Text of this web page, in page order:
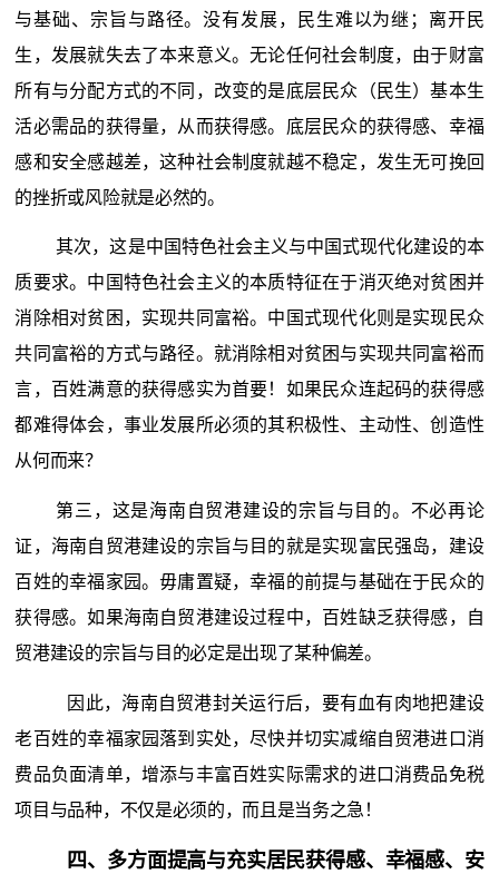
与基础、宗旨与路径。没有发展，民生难以为继；离开民
生，发展就失去了本来意义。无论任何社会制度，由于财富
所有与分配方式的不同，改变的是底层民众（民生）基本生
活必需品的获得量，从而获得感。底层民众的获得感、幸福
感和安全感越差，这种社会制度就越不稳定，发生无可挽回
的挫折或风险就是必然的。
其次，这是中国特色社会主义与中国式现代化建设的本
质要求。中国特色社会主义的本质特征在于消灭绝对贫困并
消除相对贫困，实现共同富裕。中国式现代化则是实现民众
共同富裕的方式与路径。就消除相对贫困与实现共同富裕而
言，百姓满意的获得感实为首要！如果民众连起码的获得感
都难得体会，事业发展所必须的其积极性、主动性、创造性
从何而来？
第三，这是海南自贸港建设的宗旨与目的。不必再论
证，海南自贸港建设的宗旨与目的就是实现富民强岛，建设
百姓的幸福家园。毋庸置疑，幸福的前提与基础在于民众的
获得感。如果海南自贸港建设过程中，百姓缺乏获得感，自
贸港建设的宗旨与目的必定是出现了某种偏差。
因此，海南自贸港封关运行后，要有血有肉地把建设
老百姓的幸福家园落到实处，尽快并切实减缩自贸港进口消
费品负面清单，增添与丰富百姓实际需求的进口消费品免税
项目与品种，不仅是必须的，而且是当务之急！
四、多方面提高与充实居民获得感、幸福感、安